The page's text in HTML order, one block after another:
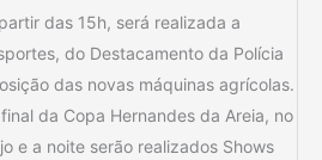
das 15h, será realizada a
do Destacamento da Polícia
das novas máquinas agrícolas.
da Copa Hernandes da Areia, no
e a noite serão realizados Shows